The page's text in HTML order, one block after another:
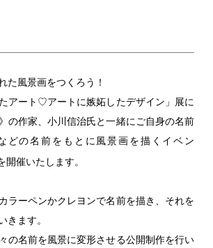
た風景画をつくろう！
アート♡アートに嫉妬したデザイン」展に
の作家、小川信治氏と一緒にご自身の名前
どの名前をもとに風景画を描くイベン
開催いたします。
ラーペンかクレヨンで名前を描き、それを
きます。
の名前を風景に変形させる公開制作を行い